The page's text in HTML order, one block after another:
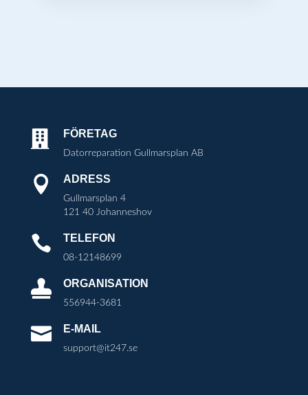
 FÖRETAG
Datorreparation Gullmarsplan AB
 ADRESS
Gullmarsplan 4
121 40 Johanneshov
 TELEFON
08-12148699
 ORGANISATION
556944-3681
 E-MAIL
support@it247.se